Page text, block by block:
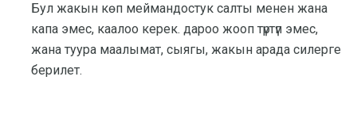
Бул жакын көп меймандостук салты менен жана
капа эмес, каалоо керек. дароо жооп түртүп эмес,
жана туура маалымат, сыягы, жакын арада силерге
берилет.